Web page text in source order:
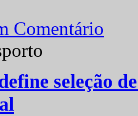
Comentário
seleção